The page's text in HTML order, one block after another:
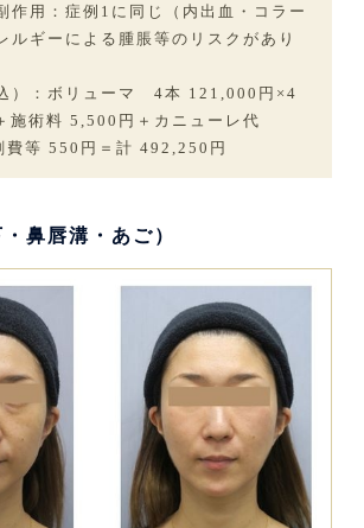
作用：症例1に同じ（内出血・コラー
ルギーによる腫脹等のリスクがあり
）：ボリューマ 4本 121,000円×4
施術料 5,500円＋カニューレ代
費等 550円＝計 492,250円
鼻唇溝・あご）